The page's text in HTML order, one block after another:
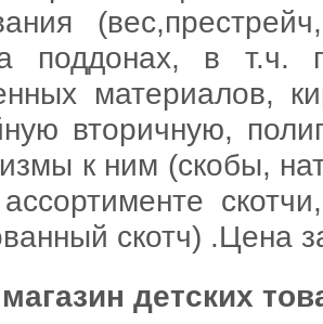
поддонах, в т.ч.
материалов,
вторичную,
к ним (скобы,
скотч) .Цена
детских